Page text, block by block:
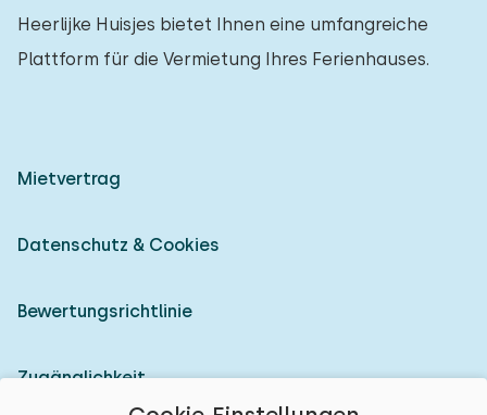
Heerlijke Huisjes bietet Ihnen eine umfangreiche
Plattform für die Vermietung Ihres Ferienhauses.
Mietvertrag
Datenschutz & Cookies
Bewertungsrichtlinie
Zugänglichkeit